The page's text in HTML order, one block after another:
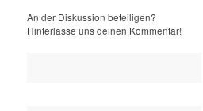
An der Diskussion beteiligen?
Hinterlasse uns deinen Kommentar!